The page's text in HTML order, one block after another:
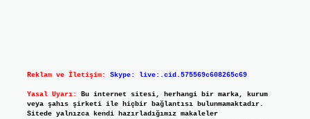
Reklam ve İletişim: Skype: live:.cid.575569c608265c69
Yasal Uyarı:
Bu internet sitesi, herhangi bir marka, kurum
veya şahıs şirketi ile hiçbir bağlantısı bulunmamaktadır.
Sitede yalnızca kendi hazırladığımız makaleler